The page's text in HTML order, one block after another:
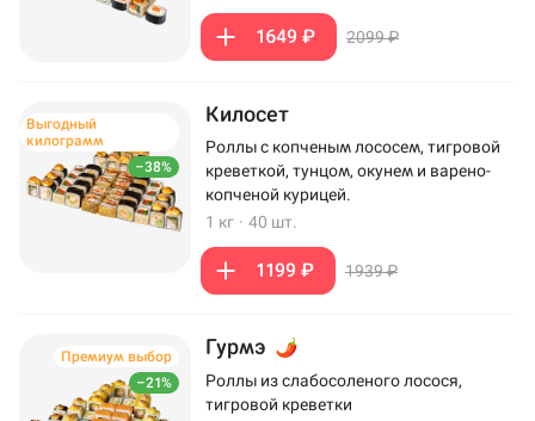
1649 ₽ 2099 ₽
–38%
Выгодный
килограмм
Килосет
Роллы с копченым лососем, тигровой
креветкой, тунцом, окунем и варено-
копченой курицей.
1 кг · 40 шт.
1199 ₽ 1939 ₽
–21%
Премиум выбор Гурмэ
Роллы из слабосоленого лосося,
тигровой креветки